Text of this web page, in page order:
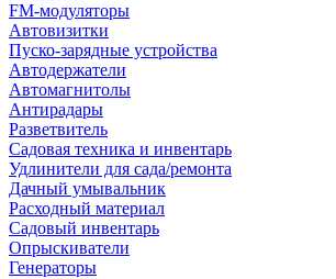
FM-модуляторы
Автовизитки
Пуско-зарядные устройства
Автодержатели
Автомагнитолы
Антирадары
Разветвитель
Садовая техника и инвентарь
Удлинители для сада/ремонта
Дачный умывальник
Расходный материал
Садовый инвентарь
Опрыскиватели
Генераторы